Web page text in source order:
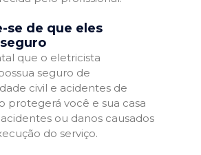
se de que eles
que o eletricista
seguro de
civil e acidentes de
protegerá você e sua casa
ou danos causados
do serviço.